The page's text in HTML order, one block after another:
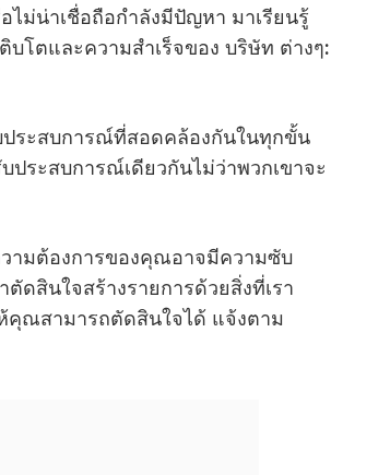
ไม่น่าเชื่อถือกําลังมีปัญหา มาเรียนรู้
โตและความสําเร็จของ บริษัท ต่างๆ:
ระสบการณ์ที่สอดคล้องกันในทุกขั้น
ประสบการณ์เดียวกันไม่ว่าพวกเขาจะ
ามต้องการของคุณอาจมีความซับ
ดสินใจสร้างรายการด้วยสิ่งที่เรา
คุณสามารถตัดสินใจได้ แจ้งตาม